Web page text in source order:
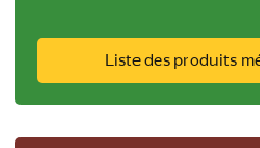
Liste des produits